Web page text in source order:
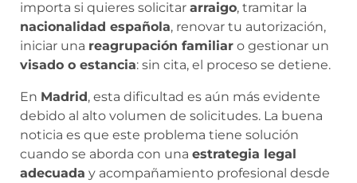
importa si quieres solicitar arraigo, tramitar la
nacionalidad española, renovar tu autorización,
iniciar una reagrupación familiar o gestionar un
visado o estancia: sin cita, el proceso se detiene.
En Madrid, esta dificultad es aún más evidente
debido al alto volumen de solicitudes. La buena
noticia es que este problema tiene solución
cuando se aborda con una estrategia legal
adecuada y acompañamiento profesional desde